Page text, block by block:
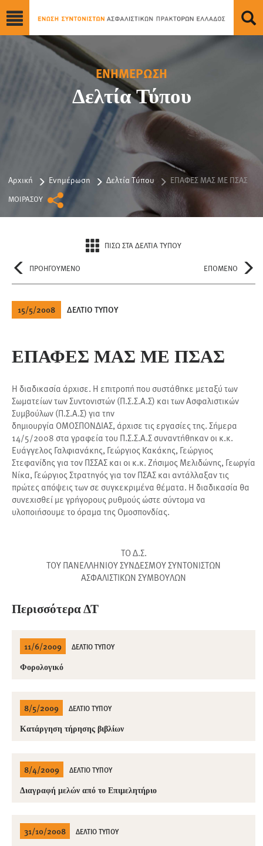
ΕΝΗΜΕΡΩΣΗ
Δελτία Τύπου
Αρχική Ενημέρωση Δελτία Τύπου ΕΠΑΦΕΣ ΜΑΣ ΜΕ ΠΣΑΣ
ΜΟΙΡΑΣΟΥ
ΠΙΣΩ ΣΤΑ ΔΕΛΤΙΑ ΤΥΠΟΥ
ΠΡΟΗΓΟΥΜΕΝΟ
ΕΠΟΜΕΝΟ
15/5/2008 ΔΕΛΤΙΟ ΤΥΠΟΥ
ΕΠΑΦΕΣ ΜΑΣ ΜΕ ΠΣΑΣ
Η διαδικασία άρχισε. Η επιτροπή που συστάθηκε μεταξύ των
Σωματείων των Συντονιστών (Π.Σ.Σ.Α.Σ) και των Ασφαλιστικών
Συμβούλων (Π.Σ.Α.Σ) για την
δημιουργία ΟΜΟΣΠΟΝΔΙΑΣ, άρχισε τις εργασίες της. Σήμερα
14/5/2008 στα γραφεία του Π.Σ.Σ.Α.Σ συναντήθηκαν οι κ.κ.
Ευάγγελος Γαλφιανάκης, Γεώργιος Κακάκης, Γεώργιος
Στεφανίδης για τον ΠΣΣΑΣ και οι κ.κ. Ζήσιμος Μελιδώνης, Γεωργία
Νίκα, Γεώργιος Στρατηγός για τον ΠΣΑΣ και αντάλλαξαν τις
πρώτες απόψεις των σε συγκεκριμένα θέματα. Η διαδικασία θα
συνεχισθεί με γρήγορους ρυθμούς ώστε σύντομα να
υλοποιήσουμε το όραμα της Ομοσπονδίας.
ΤΟ Δ.Σ.
ΤΟΥ ΠΑΝΕΛΛΗΝΙΟΥ ΣΥΝΔΕΣΜΟΥ ΣΥΝΤΟΝΙΣTΩΝ
ΑΣΦΑΛΙΣΤΙΚΩΝ ΣΥΜΒΟΥΛΩΝ
Περισσότερα ΔΤ
11/6/2009 ΔΕΛΤΙΟ ΤΥΠΟΥ
Φορολογικό
8/5/2009 ΔΕΛΤΙΟ ΤΥΠΟΥ
Κατάργηση τήρησης βιβλίων
8/4/2009 ΔΕΛΤΙΟ ΤΥΠΟΥ
Διαγραφή μελών από το Επιμελητήριο
31/10/2008 ΔΕΛΤΙΟ ΤΥΠΟΥ